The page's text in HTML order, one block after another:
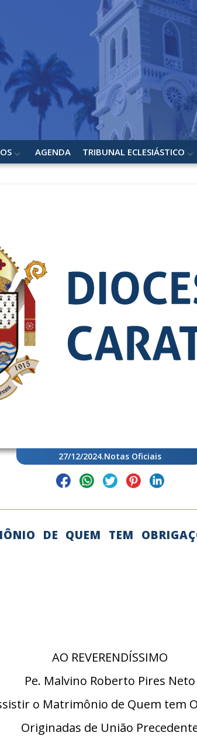
AGENDA TRIBUNAL ECLESIÁSTICO
27/12/2024.Notas Oficiais
DE QUEM TEM
AO REVERENDÍSSIMO
Pe. Malvino Roberto Pires Neto
o Matrimônio de Quem tem
Originadas de União